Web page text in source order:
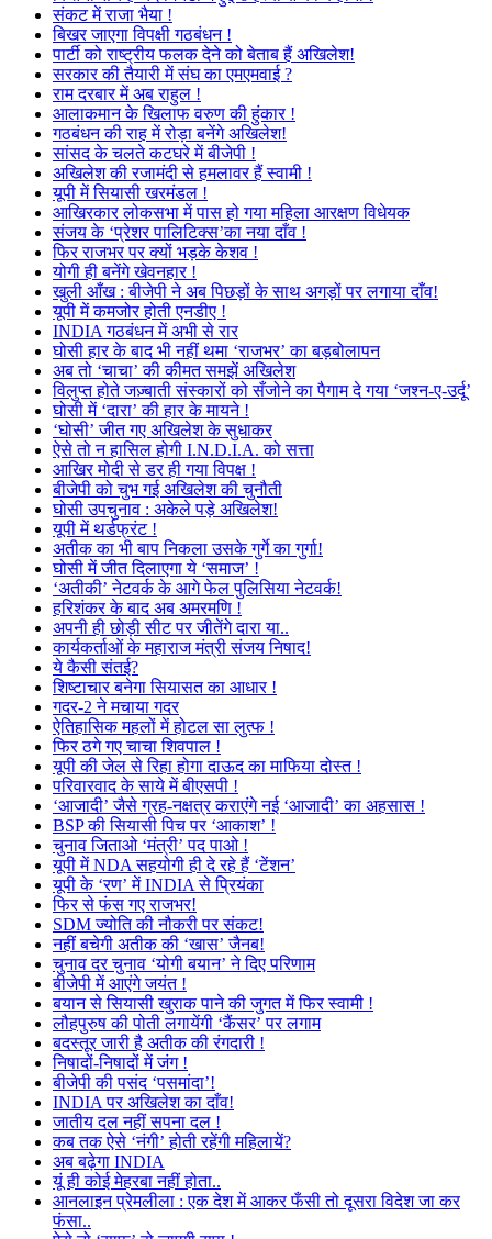
संकट में राजा भैया !
बिखर जाएगा विपक्षी गठबंधन !
पार्टी को राष्ट्रीय फलक देने को बेताब हैं अखिलेश!
सरकार की तैयारी में संघ का एमएमवाई ?
राम दरबार में अब राहुल !
आलाकमान के खिलाफ वरुण की हुंकार !
गठबंधन की राह में रोड़ा बनेंगे अखिलेश!
सांसद के चलते कटघरे में बीजेपी !
अखिलेश की रजामंदी से हमलावर हैं स्वामी !
यूपी में सियासी खरमंडल !
आखिरकार लोकसभा में पास हो गया महिला आरक्षण विधेयक
संजय के ‘प्रेशर पालिटिक्स’का नया दाँव !
फिर राजभर पर क्यों भड़के केशव !
योगी ही बनेंगे खेवनहार !
खुली आँख : बीजेपी ने अब पिछड़ों के साथ अगड़ों पर लगाया दाँव!
यूपी में कमजोर होती एनडीए !
INDIA गठबंधन में अभी से रार
घोसी हार के बाद भी नहीं थमा ‘राजभर’ का बड़बोलापन
अब तो ‘चाचा’ की कीमत समझें अखिलेश
विलुप्त होते जज़्बाती संस्कारों को सँजोने का पैगाम दे गया ‘जश्न-ए-उर्दू’
घोसी में ‘दारा’ की हार के मायने !
‘घोसी’ जीत गए अखिलेश के सुधाकर
ऐसे तो न हासिल होगी I.N.D.I.A. को सत्ता
आखिर मोदी से डर ही गया विपक्ष !
बीजेपी को चुभ गई अखिलेश की चुनौती
घोसी उपचुनाव : अकेले पड़े अखिलेश!
यूपी में थर्डफ्रंट !
अतीक का भी बाप निकला उसके गुर्गे का गुर्गा!
घोसी में जीत दिलाएगा ये ‘समाज’ !
‘अतीकी’ नेटवर्क के आगे फेल पुलिसिया नेटवर्क!
हरिशंकर के बाद अब अमरमणि !
अपनी ही छोड़ी सीट पर जीतेंगे दारा या..
कार्यकर्ताओं के महाराज मंत्री संजय निषाद!
ये कैसी संतई?
शिष्टाचार बनेगा सियासत का आधार !
गदर-2 ने मचाया गदर
ऐतिहासिक महलों में होटल सा लुत्फ !
फिर ठगे गए चाचा शिवपाल !
यूपी की जेल से रिहा होगा दाऊद का माफिया दोस्त !
परिवारवाद के साये में बीएसपी !
‘आजादी’ जैसे ग्रह-नक्षत्र कराएंगे नई ‘आजादी’ का अहसास !
BSP की सियासी पिच पर ‘आकाश’ !
चुनाव जिताओ ‘मंत्री’ पद पाओ !
यूपी में NDA सहयोगी ही दे रहे हैं ‘टेंशन’
यूपी के ‘रण’ में INDIA से प्रियंका
फिर से फंस गए राजभर!
SDM ज्योति की नौकरी पर संकट!
नहीं बचेगी अतीक की ‘खास’ जैनब!
चुनाव दर चुनाव ‘योगी बयान’ ने दिए परिणाम
बीजेपी में आएंगे जयंत !
बयान से सियासी खुराक पाने की जुगत में फिर स्वामी !
लौहपुरुष की पोती लगायेंगी ‘कैंसर’ पर लगाम
बदस्तूर जारी है अतीक की रंगदारी !
निषादों-निषादों में जंग !
बीजेपी की पसंद ‘पसमांदा’!
INDIA पर अखिलेश का दाँव!
जातीय दल नहीं सपना दल !
कब तक ऐसे ‘नंगी’ होती रहेंगी महिलायें?
अब बढ़ेगा INDIA
यूं ही कोई मेहरबा नहीं होता..
आनलाइन प्रेमलीला : एक देश में आकर फँसी तो दूसरा विदेश जा कर
फंसा..